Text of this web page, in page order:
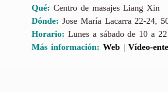
Qué: Centro de masajes Liang Xin
Dónde:Jose María Lacarra 22-24,
Horario:Lunes a sábado de 10 a 22
Más información: Web|Vídeo-